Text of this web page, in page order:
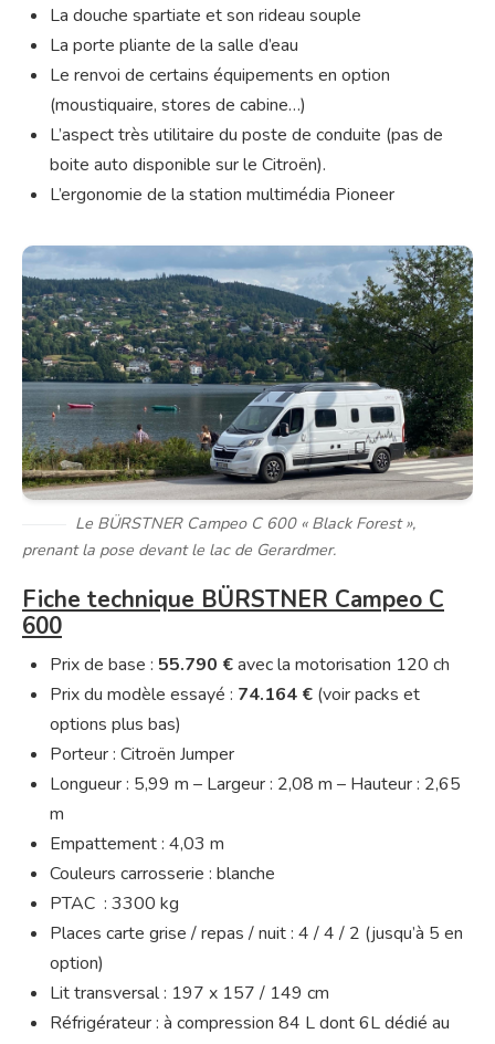
La douche spartiate et son rideau souple
La porte pliante de la salle d’eau
Le renvoi de certains équipements en option
(moustiquaire, stores de cabine…)
L’aspect très utilitaire du poste de conduite (pas de
boite auto disponible sur le Citroën).
L’ergonomie de la station multimédia Pioneer
Le BÜRSTNER Campeo C 600 « Black Forest »,
prenant la pose devant le lac de Gerardmer.
Fiche technique BÜRSTNER Campeo C
600
Prix de base : 55.790 €avec la motorisation 120 ch
Prix du modèle essayé : 74.164 € (voir packs et
options plus bas)
Porteur : Citroën Jumper
Longueur : 5,99 m – Largeur : 2,08 m – Hauteur : 2,65
m
Empattement : 4,03 m
Couleurs carrosserie : blanche
PTAC : 3300 kg
Places carte grise / repas / nuit : 4 / 4 / 2 (jusqu’à 5 en
option)
Lit transversal : 197 x 157 / 149 cm
Réfrigérateur : à compression 84 L dont 6L dédié au